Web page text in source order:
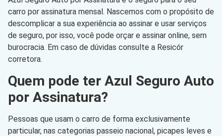
carro por assinatura mensal. Nascemos com o propósito de
descomplicar a sua experiência ao assinar e usar serviços
de seguro, por isso, você pode orçar e assinar online, sem
burocracia. Em caso de dúvidas consulte a Resicór
corretora.
Quem pode ter Azul Seguro Auto
por Assinatura?
Pessoas que usam o carro de forma exclusivamente
particular, nas categorias passeio nacional, picapes leves e